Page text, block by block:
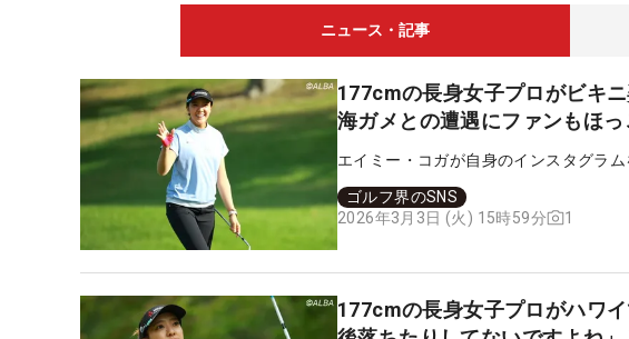
ニュース・記事
177cmの長身女子プロがビキ
海ガメとの遭遇にファンもほっ
エイミー・コガが自身のインスタグラ
ゴルフ界のSNS
2026年3月3日 (火) 15時59分
1
177cmの長身女子プロがハワ